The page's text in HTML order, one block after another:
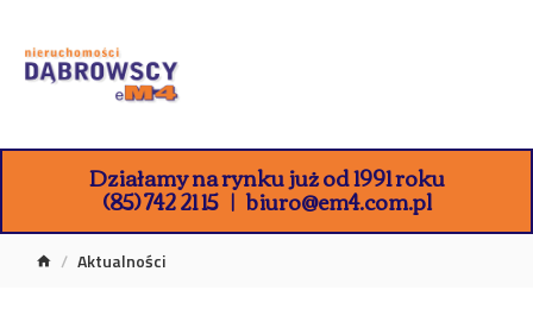
Działamy na rynku już od 1991 roku
(85) 742 21 15 biuro@em4.com.pl
Aktualności